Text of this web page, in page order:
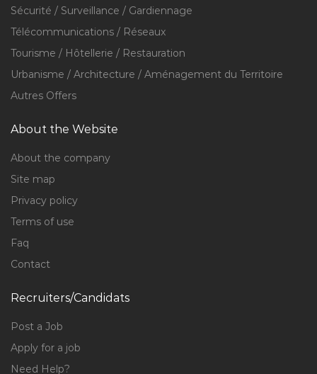
Sécurité / Surveillance / Gardiennage
Télécommunications / Réseaux
Tourisme / Hôtellerie / Restauration
Urbanisme / Architecture / Aménagement du Territoire
Autres Offers
About the Website
About the company
Site map
Privacy policy
Terms of use
Faq
Contact
Recruiters/Candidats
Post a Job
Apply for a job
Need Help?